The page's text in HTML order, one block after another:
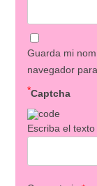
Guarda mi
navegador
Captcha
*
Escriba el